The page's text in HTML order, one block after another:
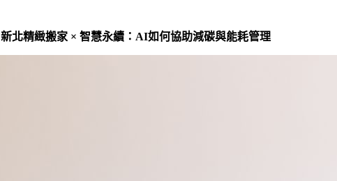
新北精緻搬家 × 智慧永續：AI如何協助減碳與能耗管理